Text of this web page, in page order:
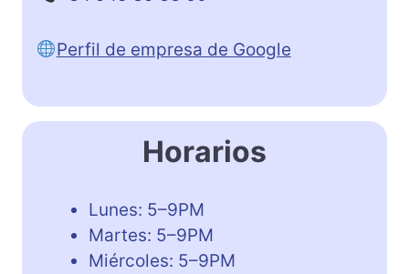
Perfil de empresa de Google
Horarios
Lunes: 5–9PM
Martes: 5–9PM
Miércoles: 5–9PM